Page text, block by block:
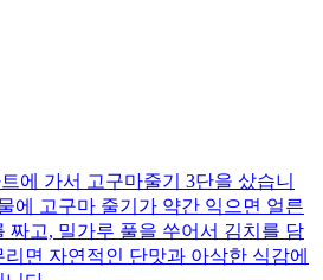
에 가서 고구마줄기 3단을 샀습니
에 고구마 줄기가 약간 익으면 얼른
짜고, 밀가루 풀을 쑤어서 김치를 담
면 자연적인 단맛과 아삭한 식감에